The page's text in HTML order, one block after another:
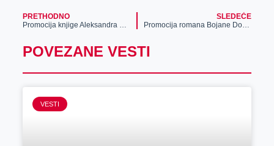
PRETHODNO
Promocija knjige Aleksandra Kravića – „Kad je muzika bila važna“
SLEDEĆE
Promocija romana Bojane Dobran – „Grobno mesto Silvestera Solomuna“
POVEZANE VESTI
VESTI